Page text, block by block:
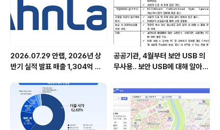
다. 무엇이 얼마나 이루어졌습니까?” 김대표는 휴대 전화
개발에 골몰하면서도 누구나 ..
2026.07.29 안랩, 2026년 상
반기 실적 발표 매출 1,304억 원,
공공기관, 4월부터 보안 USB 의
무사용.. 보안 USB에 대해 알아봅